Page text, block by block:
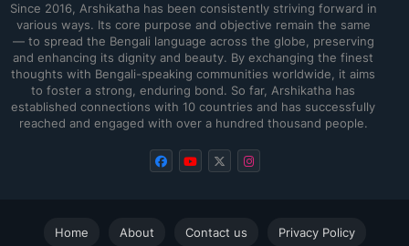
Since 2016, Arshikatha has been consistently striving forward in
various ways. Its core purpose and objective remain the same
— to spread the Bengali language across the globe, preserving
and enhancing its dignity and beauty. By exchanging the finest
thoughts with Bengali-speaking communities worldwide, it aims
to foster a strong, enduring bond. So far, Arshikatha has
established connections with 10 countries and has successfully
reached and engaged with over a hundred thousand people.
Home About Contact us Privacy Policy